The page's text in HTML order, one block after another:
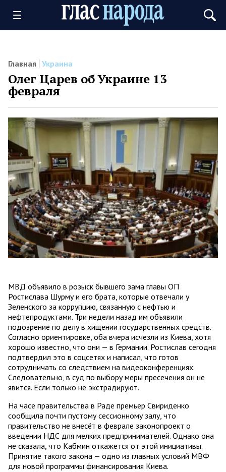
Главная Украина
Олег Царев об Украине 13
февраля
МВД объявило в розыск бывшего зама главы ОП
Ростислава Шурму и его брата, которые отвечали у
Зеленского за коррупцию, связанную с нефтью и
нефтепродуктами. Три недели назад им объявили
подозрение по делу в хищении государственных средств.
Согласно ориентировке, оба вчера исчезли из Киева, хотя
хорошо известно, что они — в Германии. Ростислав сегодня
подтвердил это в соцсетях и написал, что готов
сотрудничать со следствием на видеоконференциях.
Следовательно, в суд по выбору меры пресечения он не
явится. Если только не экстрадируют.
На часе правительства в Раде премьер Свириденко
сообщила почти пустому сессионному залу, что
правительство не внесёт в феврале законопроект о
введении НДС для мелких предпринимателей. Однако она
не сказала, что Кабмин откажется от этой инициативы.
Принятие такого закона — одно из главных условий МВФ
для новой программы финансирования Киева.